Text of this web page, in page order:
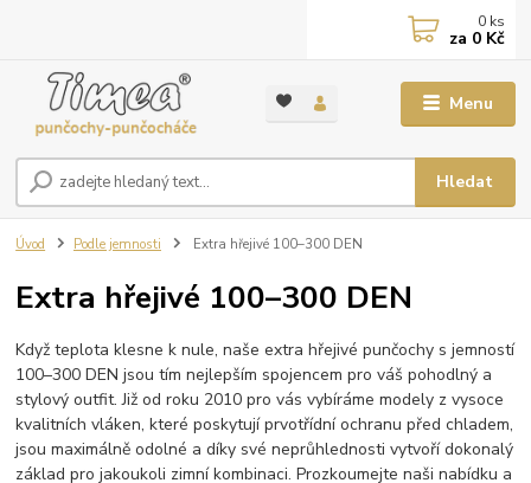
Menu
Hledat
0 ks
za 0 Kč
Úvod Podle jemnosti Extra hřejivé 100–300 DEN
Extra hřejivé 100–300 DEN
Když teplota klesne k nule, naše extra hřejivé punčochy s jemností
100–300 DEN jsou tím nejlepším spojencem pro váš pohodlný a
stylový outfit. Již od roku 2010 pro vás vybíráme modely z vysoce
kvalitních vláken, které poskytují prvotřídní ochranu před chladem,
jsou maximálně odolné a díky své neprůhlednosti vytvoří dokonalý
základ pro jakoukoli zimní kombinaci. Prozkoumejte naši nabídku a